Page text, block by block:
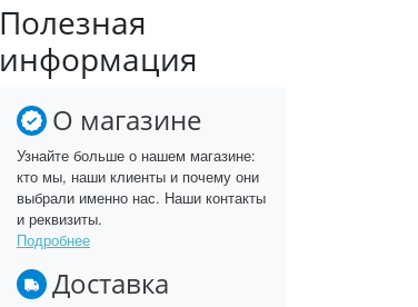
Полезная
информация
О магазине
Узнайте больше о нашем магазине:
кто мы, наши клиенты и почему они
выбрали именно нас. Наши контакты
и реквизиты.
Подробнее
Доставка